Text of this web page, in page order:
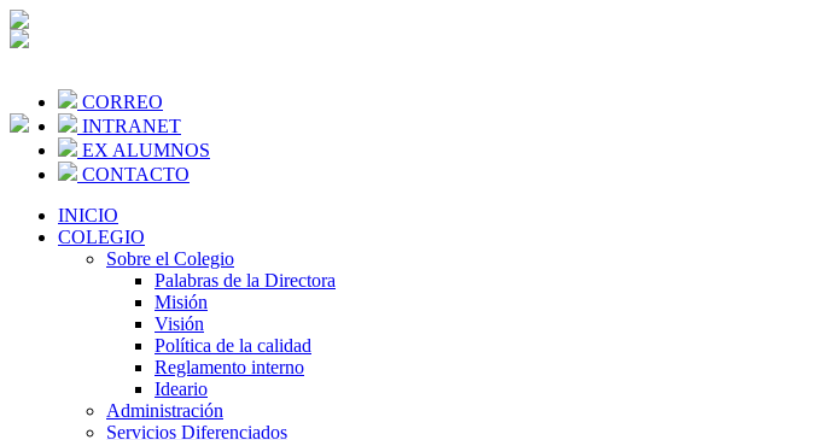
CORREO
INTRANET
EX ALUMNOS
CONTACTO
INICIO
COLEGIO
Sobre el Colegio
Palabras de la Directora
Misión
Visión
Política de la calidad
Reglamento interno
Ideario
Administración
Servicios Diferenciados